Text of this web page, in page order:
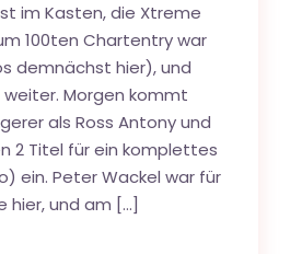
im Kasten, die Xtreme
100ten Chartentry war
demnächst hier), und
Morgen kommt
als Ross Antony und
2 Titel für ein komplettes
ein. Peter Wackel war für
hier, und am […]